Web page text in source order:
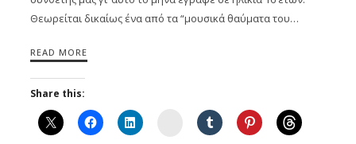
Θεωρείται δικαίως ένα από τα “μουσικά θαύματα του…
READ MORE
Share this:
Instagram